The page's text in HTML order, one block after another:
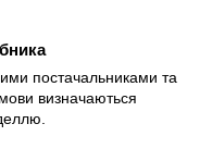
постачальниками та
визначаються